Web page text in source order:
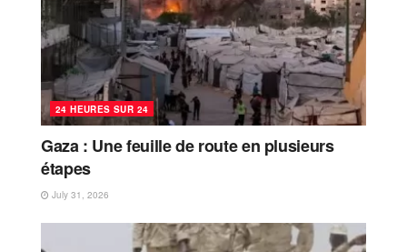
24 HEURES SUR 24
Gaza : Une feuille de route en plusieurs
étapes
July 31, 2026